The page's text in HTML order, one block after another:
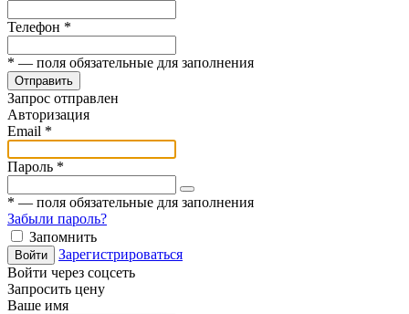
Телефон *
* — поля обязательные для заполнения
Отправить
Запрос отправлен
Авторизация
Email *
Пароль *
* — поля обязательные для заполнения
Забыли пароль?
Запомнить
Войти
Зарегистрироваться
Войти через соцсеть
Запросить цену
Ваше имя